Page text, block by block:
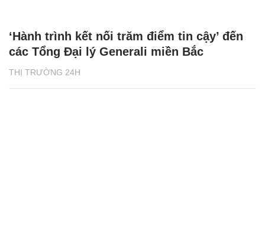
THỊ TRƯỜNG 24H
‘Hành trình kết nối trăm điểm tin cậy’ đến
các Tổng Đại lý Generali miền Bắc